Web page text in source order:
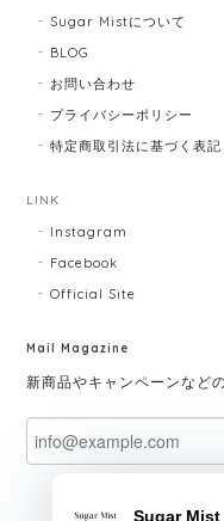
Sugar Mistについて
BLOG
お問い合わせ
プライバシーポリシー
特定商取引法に基づく表記
LINK
Instagram
Facebook
Official Site
Mail Magazine
新商品やキャンペーンなど